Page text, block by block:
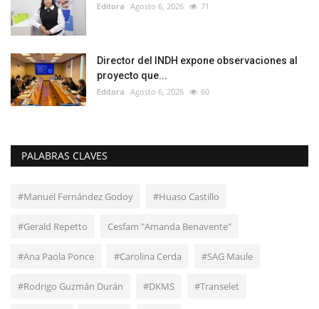
Editora Agosto 6, 2026 71
Director del INDH expone observaciones al
proyecto que...
Editora Agosto 6, 2026 60
PALABRAS CLAVES
#Manuel Fernández Godoy #Huaso Castillo
#Gerald Repetto Cesfam "Amanda Benavente"
#Ana Paola Ponce #Carolina Cerda #SAG Maule
#Rodrigo Guzmán Durán #DKMS #Transelet